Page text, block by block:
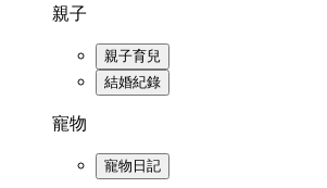
親子
親子育兒
結婚紀錄
寵物
寵物日記